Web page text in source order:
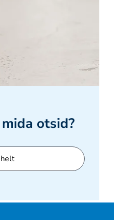
otsid?